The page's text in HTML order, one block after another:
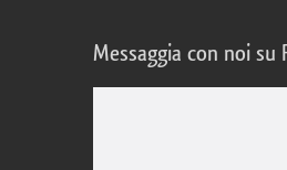
Messaggia con noi su